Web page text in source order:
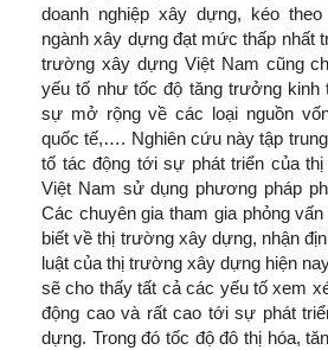
doanh nghiệp xây dựng, kéo
ngành xây dựng đạt mức thấp nhất
trường xây dựng Việt Nam cũng
yếu tố như tốc độ tăng trưởng kinh
sự mở rộng về các loại nguồn
quốc tế,…. Nghiên cứu này tập
tố tác động tới sự phát triển của
Việt Nam sử dụng phương pháp
Các chuyên gia tham gia phỏng
biết về thị trường xây dựng, nhận
luật của thị trường xây dựng hiện
sẽ cho thấy tất cả các yếu tố xem
động cao và rất cao tới sự phát
dựng. Trong đó tốc độ đô thị hóa,